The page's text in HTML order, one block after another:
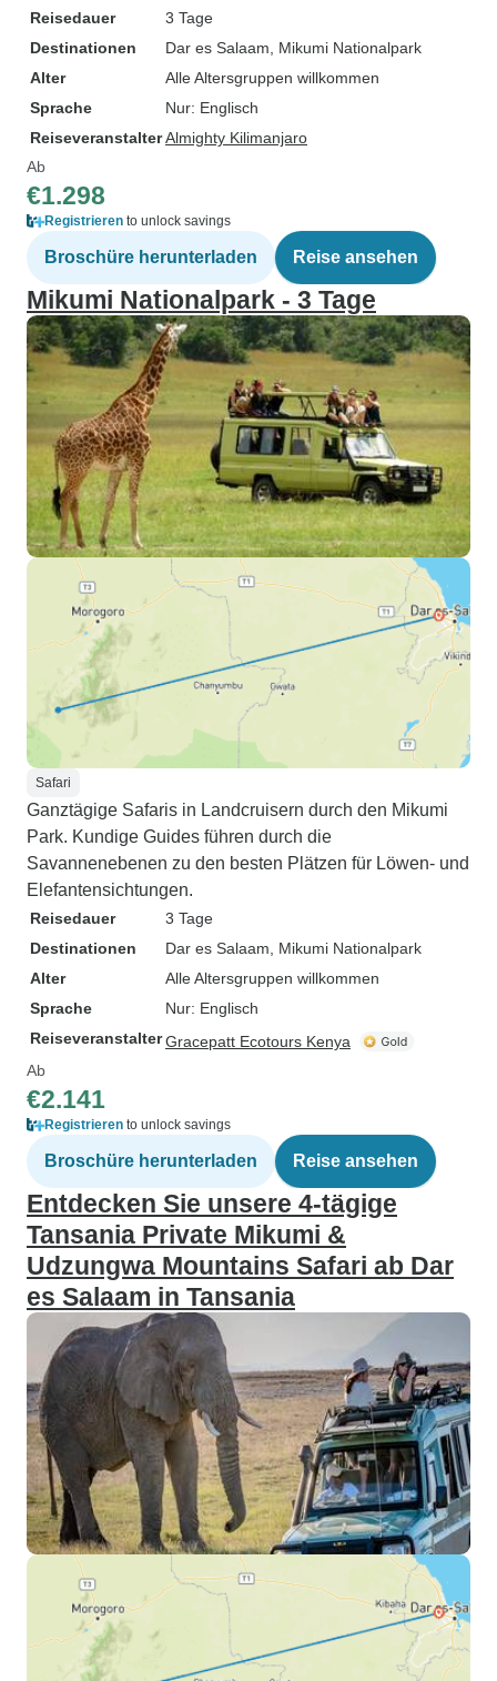
Reisedauer
3 Tage
Destinationen
Dar es Salaam , Mikumi Nationalpark
Alter
Alle Altersgruppen willkommen
Sprache
Nur: Englisch
ReiseveranstalterAlmighty Kilimanjaro
Ab
€1.298
Registrieren to unlock savings
Broschüre herunterladen Reise ansehen
Mikumi Nationalpark - 3 Tage
Safari
Ganztägige Safaris in Landcruisern durch den Mikumi
Park. Kundige Guides führen durch die
Savannenebenen zu den besten Plätzen für Löwen- und
Elefantensichtungen.
Reisedauer
3 Tage
Destinationen
Dar es Salaam , Mikumi Nationalpark
Alter
Alle Altersgruppen willkommen
Sprache
Nur: Englisch
ReiseveranstalterGracepatt Ecotours Kenya
Ab
€2.141
Registrieren to unlock savings
Broschüre herunterladen Reise ansehen
Entdecken Sie unsere 4-tägige
Tansania Private Mikumi &
Udzungwa Mountains Safari ab Dar
es Salaam in Tansania